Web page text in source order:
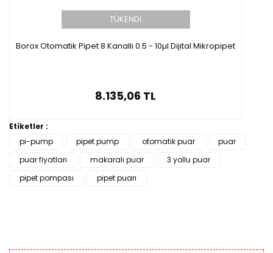
TÜKENDİ
Borox Otomatik Pipet 8 Kanallı 0.5 - 10µl Dijital Mikropipet
8.135,06 TL
Etiketler :
pi-pump
pipet pump otomatik puar
puar
puar fiyatları
makaralı puar
3 yollu puar
pipet pompası
pipet puarı